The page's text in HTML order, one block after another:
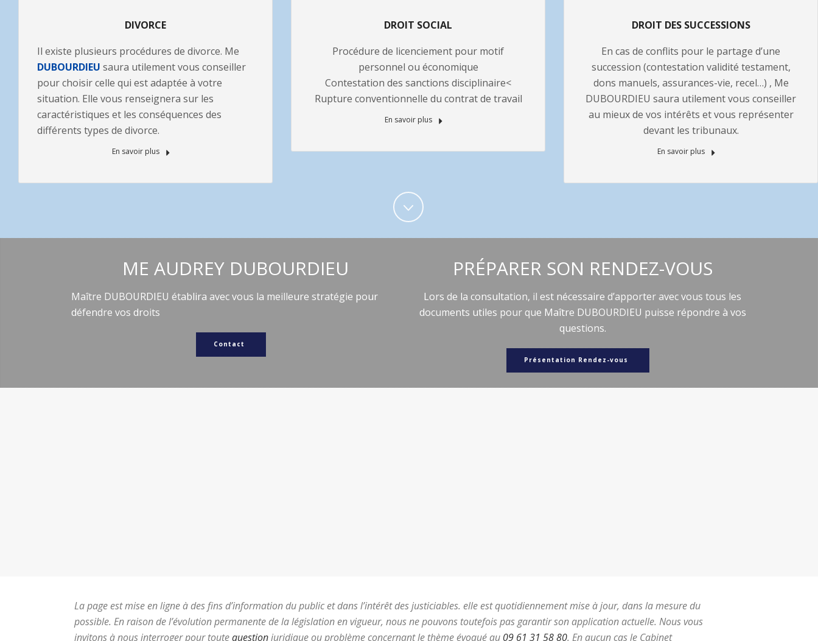
DIVORCE
Il existe plusieurs procédures de divorce. Me
DUBOURDIEU saura utilement vous conseiller
pour choisir celle qui est adaptée à votre
situation. Elle vous renseignera sur les
caractéristiques et les conséquences des
différents types de divorce.
En savoir plus
DROIT SOCIAL
Procédure de licenciement pour motif
personnel ou économique
Contestation des sanctions disciplinaire<
Rupture conventionnelle du contrat de travail
En savoir plus
DROIT DES SUCCESSIONS
En cas de conflits pour le partage d’une
succession (contestation validité testament,
dons manuels, assurances-vie, recel…) , Me
DUBOURDIEU saura utilement vous conseiller
au mieux de vos intérêts et vous représenter
devant les tribunaux.
En savoir plus
ME AUDREY DUBOURDIEU
Maître DUBOURDIEU établira avec vous la meilleure stratégie pour
défendre vos droits
Contact
PRÉPARER SON RENDEZ-VOUS
Lors de la consultation, il est nécessaire d’apporter avec vous tous les
documents utiles pour que Maître DUBOURDIEU puisse répondre à vos
questions.
Présentation Rendez-vous
La page est mise en ligne à des fins d’information du public et dans l’intérêt des justiciables. elle est quotidiennement mise à jour, dans la mesure du
possible. En raison de l’évolution permanente de la législation en vigueur, nous ne pouvons toutefois pas garantir son application actuelle. Nous vous
invitons à nous interroger pour toutequestionjuridique ou problème concernant le thème évoqué au 09 61 31 58 80. En aucun cas le Cabinet